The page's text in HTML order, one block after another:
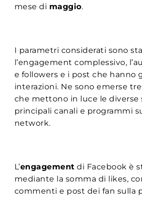
mese di maggio.
I parametri considerati sono
l’engagement complessivo,
e followers e i post che hanno
interazioni. Ne sono emerse
che mettono in luce le diverse
principali canali e programmi
network.
L’engagement di Facebook è
mediante la somma di likes,
commenti e post dei fan sulla